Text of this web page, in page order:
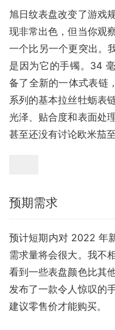
旭日纹表盘改变了游戏
现非常出色，但当你观
一个比另一个更突出。
是因为它的手镯。34
备了全新的一体式表链
系列的基本拉丝牡蛎表
光泽、贴合度和表面处
甚至还没有讨论欧米茄
预期需求
预计短期内对 2022 年
需求量将会很大。我不
看到一些表盘颜色比其
发布了一款令人惊叹的
建议零售价才能购买。